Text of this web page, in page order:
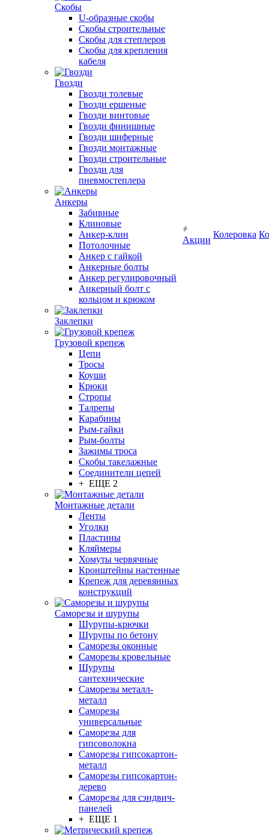
Скобы
U-образные скобы
Скобы строительные
Скобы для степлеров
Скобы для крепления
кабеля
Гвозди
Гвозди толевые
Гвозди ершеные
Гвозди винтовые
Гвозди финишные
Гвозди шиферные
Гвозди монтажные
Гвозди строительные
Гвозди для
пневмостеплера
Анкеры
Забивные
Клиновые
Анкер-клин
Потолочные
Анкер с гайкой
Анкерные болты
Анкер регулировочный
Анкерный болт с
кольцом и крюком
Заклепки
Грузовой крепеж
Цепи
Тросы
Коуши
Крюки
Стропы
Талрепы
Карабины
Рым-гайки
Рым-болты
Зажимы троса
Скобы такелажные
Соединители цепей
+ ЕЩЕ 2
Монтажные детали
Ленты
Уголки
Пластины
Кляймеры
Хомуты червячные
Кронштейны настенные
Крепеж для деревянных
конструкций
Саморезы и шурупы
Шурупы-крючки
Шурупы по бетону
Саморезы оконные
Саморезы кровельные
Шурупы
сантехнические
Саморезы металл-
металл
Саморезы
универсальные
Саморезы для
гипсоволокна
Саморезы гипсокартон-
металл
Саморезы гипсокартон-
дерево
Саморезы для сэндвич-
панелей
+ ЕЩЕ 1
Акции
Колеровка